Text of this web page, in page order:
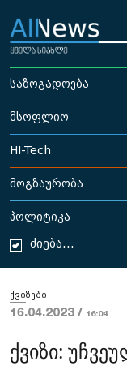
საზოგადოება
მსოფლიო
HI-Tech
მოგზაურობა
პოლიტიკა
ქვიზები
16.04.2023 / 16:04
ქვიზი: